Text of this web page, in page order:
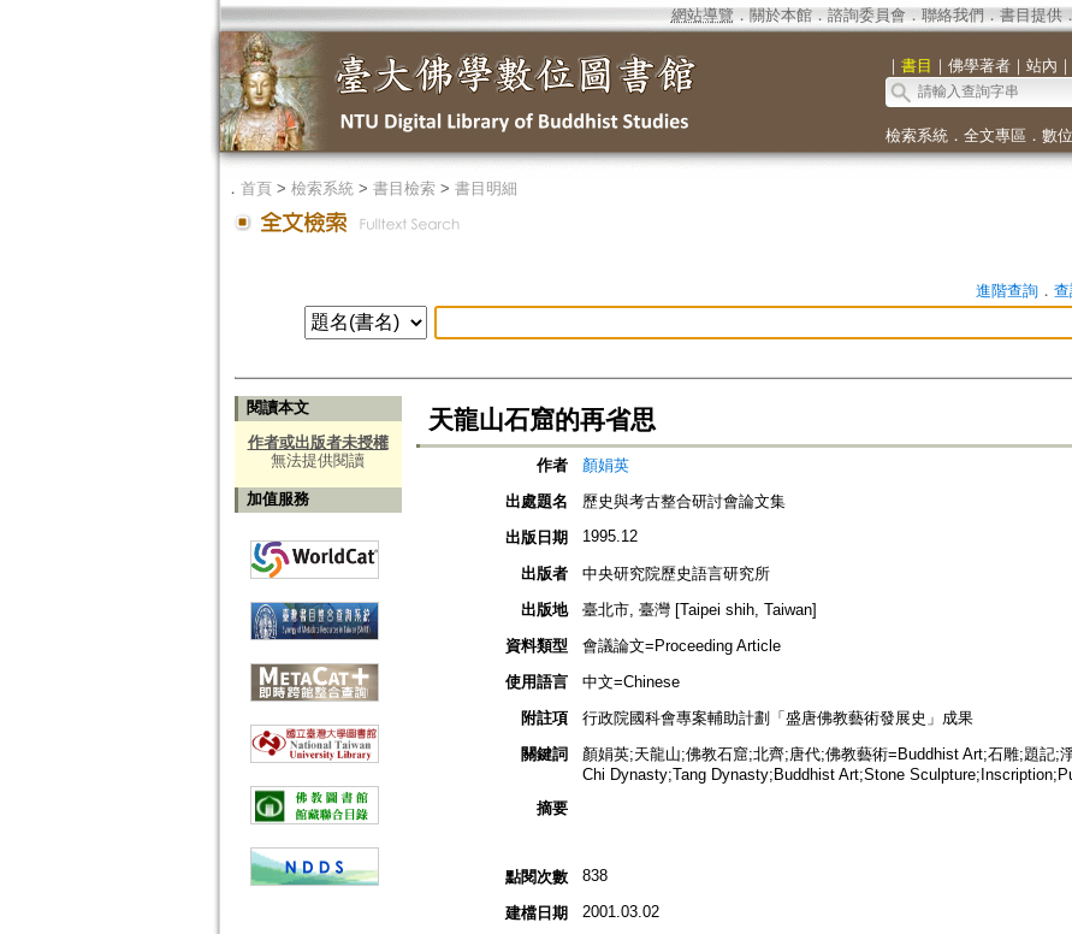
網站導覽 ． 關於本館． 諮詢委員會． 聯絡我們 ． 書目提供．
｜ 書目 ｜ 佛學著者｜ 站內 ｜
檢索系統． 全文專區 ． 數
． 首頁> 檢索系統> 書目檢索> 書目明細
進階查詢． 查
閱讀本文
作者或出版者未授權
無法提供閱讀
加值服務
天龍山石窟的再省思
作者
顏娟英
出處題名
歷史與考古整合研討會論文集
出版日期
1995.12
出版者
中央研究院歷史語言研究所
出版地
臺北市, 臺灣 [Taipei shih, Taiwan]
資料類型
會議論文=Proceeding Article
使用語言
中文=Chinese
附註項
行政院國科會專案輔助計劃「盛唐佛教藝術發展史」成果
關鍵詞
顏娟英;天龍山;佛教石窟;北齊;唐代;佛教藝術=Buddhist Art;石雕;題記;
Chi Dynasty;Tang Dynasty;Buddhist Art;Stone
摘要
點閱次數 838
建檔日期 2001.03.02